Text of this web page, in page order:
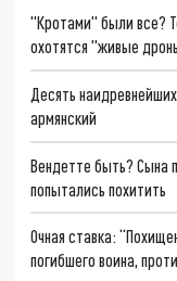
"Кротами" были все?
охотятся "живые
Десять
армянский
Вендетте быть? Сына
попытались похитить
Очная ставка:
погибшего воина,